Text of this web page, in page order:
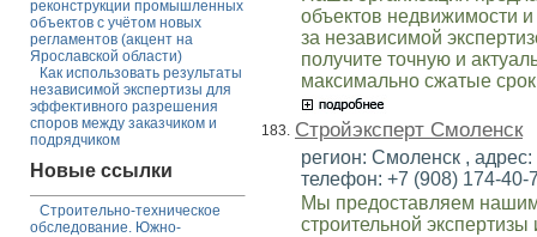
реконструкции промышленных
объектов с учётом новых
регламентов (акцент на
Ярославской области)
Как использовать результаты
независимой экспертизы для
эффективного разрешения
споров между заказчиком и
подрядчиком
Новые ссылки
Строительно-техническое
обследование. Южно-
объектов недвижимости
за независимой
получите точную и
максимально сжатые
183. Стройэксперт Смоленск
регион: Смоленск ,
телефон: +7 (908) 174-40-
Мы предоставляем
строительной